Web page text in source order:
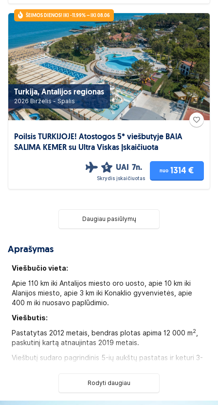
ŠEIMOS DIENOS! IKI -11.99% – IKI 08.06
Turkija, Antalijos regionas
2026 Birželis - Spalis
Poilsis TURKIJOJE! Atostogos 5* viešbutyje BAIA
SALIMA KEMER su Ultra Viskas Įskaičiuota
5 UAI 7n.
Skrydis įskaičiuotas
nuo 1314 €
Daugiau pasiūlymų
Aprašymas
Viešbučio vieta:
Apie 110 km iki Antalijos miesto oro uosto, apie 10 km iki
Alanijos miesto, apie 3 km iki Konaklio gyvenvietės, apie
400 m iki nuosavo paplūdimio.
Viešbutis:
Pastatytas 2012 metais, bendras plotas apima 12 000 m2
paskutinį kartą atnaujintas 2019 metais.
Viešbutį sudaro pagrindinis 5-ių aukštų pastatas ir keturi 3-
standard rooms tipo numeriai
Rodyti daugiau